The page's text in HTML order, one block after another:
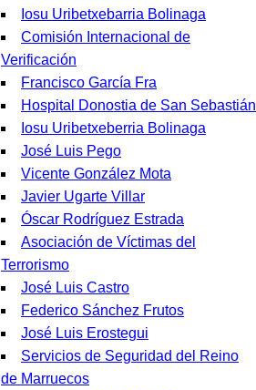
Iosu Uribetxebarria Bolinaga
Comisión Internacional de
Verificación
Francisco García Fra
Hospital Donostia de San Sebastián
Iosu Uribetxeberria Bolinaga
José Luis Pego
Vicente González Mota
Javier Ugarte Villar
Óscar Rodríguez Estrada
Asociación de Víctimas del
Terrorismo
José Luis Castro
Federico Sánchez Frutos
José Luis Erostegui
Servicios de Seguridad del Reino
de Marruecos